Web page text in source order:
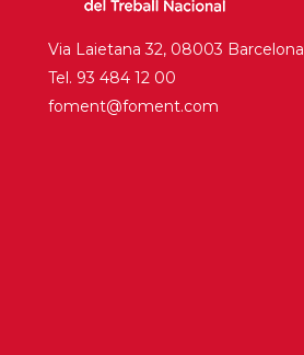
Via Laietana 32, 08003 Barcelona
Tel. 93 484 12 00
foment@foment.com